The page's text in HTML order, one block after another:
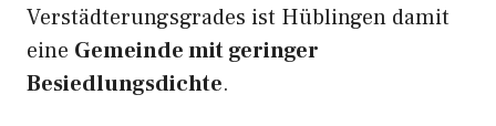
Verstädterungsgrades ist Hüblingen damit
eine Gemeinde mit geringer
Besiedlungsdichte.